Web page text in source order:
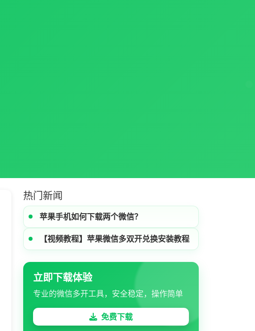
热门新闻
苹果手机如何下载两个微信？
【视频教程】苹果微信多双开兑换安装教程
立即下载体验
专业的微信多开工具，安全稳定，操作简单
免费下载